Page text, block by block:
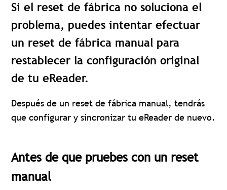
Si el reset de fábrica no soluciona el
problema, puedes intentar efectuar
un reset de fábrica manual para
restablecer la configuración original
de tu eReader.
Después de un reset de fábrica manual, tendrás
que configurar y sincronizar tu eReader de nuevo.
Antes de que pruebes con un reset
manual